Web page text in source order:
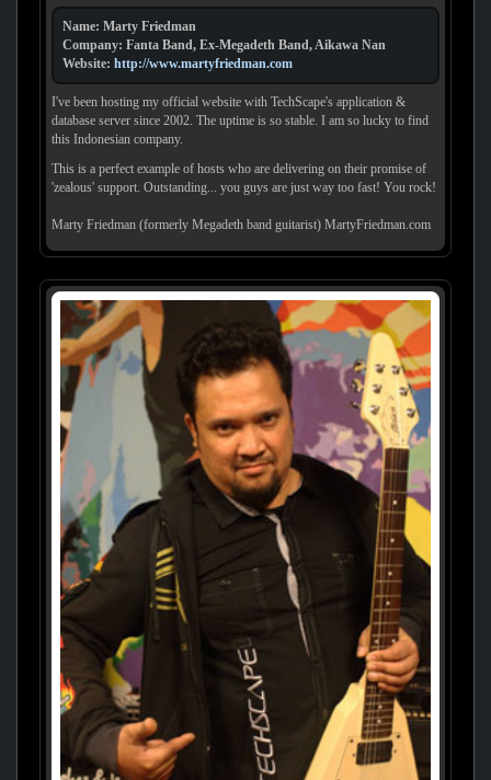
Name: Marty Friedman
Company: Fanta Band, Ex-Megadeth Band, Aikawa Nan
Website: http://www.martyfriedman.com
I've been hosting my official website with TechScape's application &
database server since 2002. The uptime is so stable. I am so lucky to find
this Indonesian company.
This is a perfect example of hosts who are delivering on their promise of
'zealous' support. Outstanding... you guys are just way too fast! You rock!
Marty Friedman (formerly Megadeth band guitarist) MartyFriedman.com